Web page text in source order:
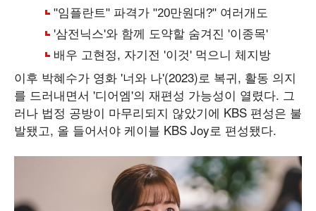
이후 박혜수가 영화 '너와 나'(2023)로 복귀, 활동 의지
를 드러내면서 '디어엠'의 재편성 가능성이 열렸다. 그
러나 법정 공방이 마무리되지 않았기에 KBS 편성은 불
발됐고, 올 들어서야 케이블 KBS Joy로 편성됐다.